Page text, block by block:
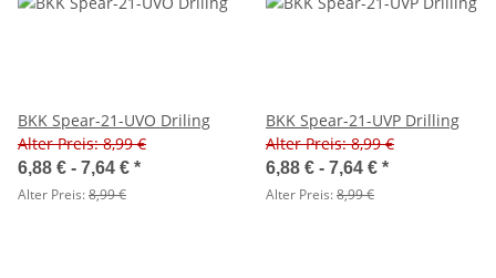
BKK Spear-21-UVO Driling
Alter Preis: 8,99 €
6,88 € - 7,64 € *
Alter Preis:8,99 €
BKK Spear-21-UVP Drilling
Alter Preis: 8,99 €
6,88 € - 7,64 € *
Alter Preis:8,99 €